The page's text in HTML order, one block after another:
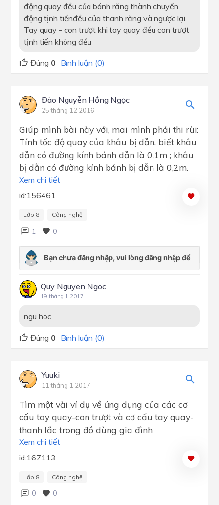
động quay đều của bánh răng thành chuyển
động tịnh tiếnđều của thanh răng và ngược lại.
Tay quay - con trượt khi tay quay đều con trượt
tịnh tiến không đều
Đúng 0 Bình luận (0)
Đào Nguyễn Hồng Ngọc
25 tháng 12 2016
Giúp mình bài này với, mai mình phải thi rùi:
Tính tốc độ quay của khâu bị dẫn, biết khâu
dẫn có đường kính bánh dẫn là 0,1m ; khâu
bị dẫn có đường kính bánh bị dẫn là 0,2m.
Xem chi tiết
id:156461
Lớp 8 Công nghệ
1 0
Quy Nguyen Ngoc
19 tháng 1 2017
ngu hoc
Đúng 0 Bình luận (0)
Yuuki
11 tháng 1 2017
Tìm một vài ví dụ về ứng dụng của các cơ
cấu tay quay-con trượt và cơ cấu tay quay-
thanh lắc trong đồ dùng gia đình
Xem chi tiết
id:167113
Lớp 8 Công nghệ
0 0